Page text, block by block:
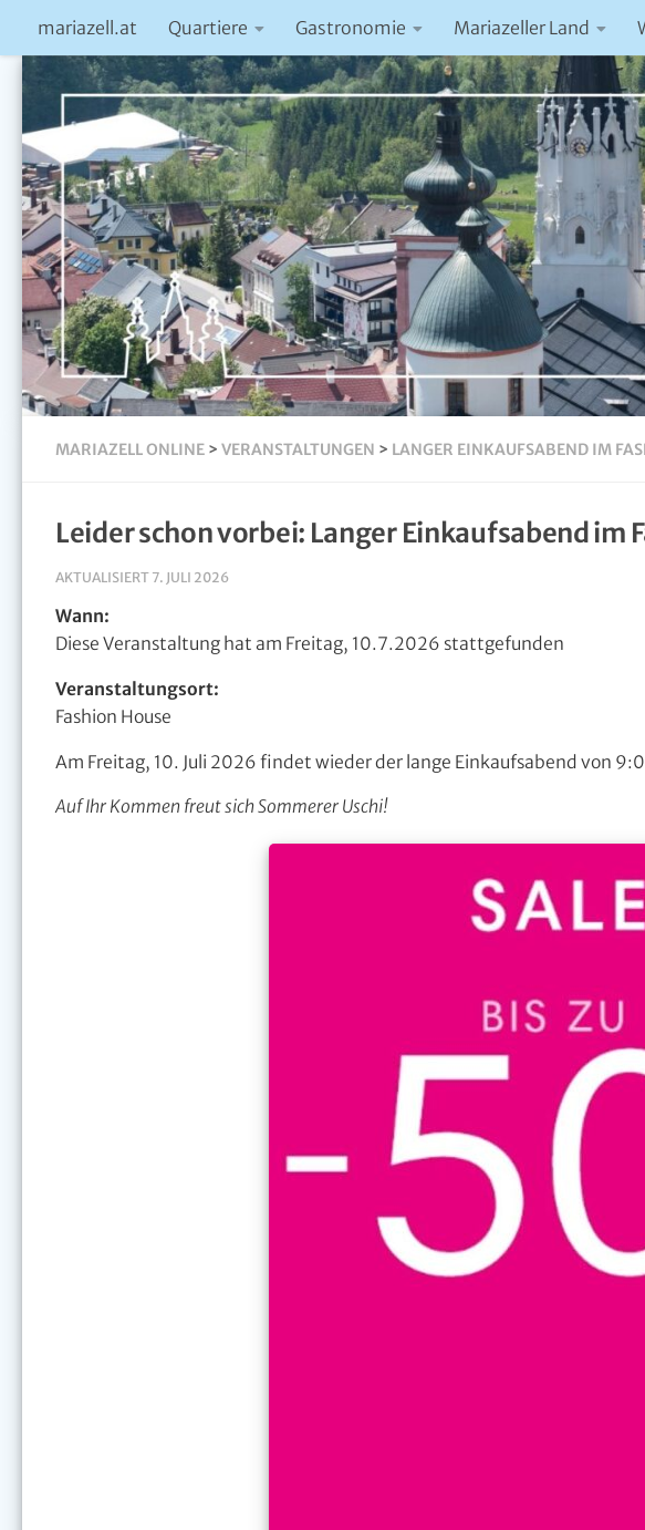
mariazell.at Quartiere Gastronomie Mariazeller Land
MARIAZELL ONLINE > VERANSTALTUNGEN > LANGER EINKAUFSABEND IM
Leider schon vorbei: Langer Einkaufsabend im
AKTUALISIERT 7. JULI 2026
Wann:
Diese Veranstaltung hat am Freitag, 10.7.2026 stattgefunden
Veranstaltungsort:
Fashion House
Am Freitag, 10. Juli 2026 findet wieder der lange Einkaufsabend von
Auf Ihr Kommen freut sich Sommerer Uschi!